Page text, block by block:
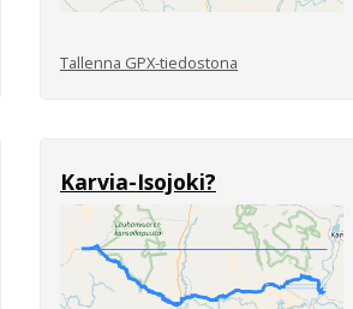
Tallenna GPX-tiedostona
Karvia-Isojoki?